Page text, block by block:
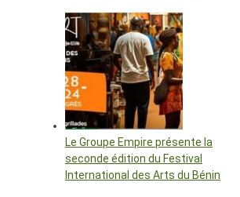
Le Groupe Empire présente la
seconde édition du Festival
International des Arts du Bénin